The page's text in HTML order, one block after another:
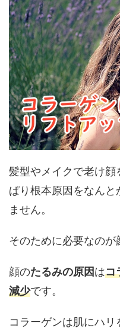
髪型やメイクで老け顔
ぱり根本原因をなんと
ません。
そのために必要なのが
顔のたるみの原因はコ
減少です。
コラーゲンは肌にハ